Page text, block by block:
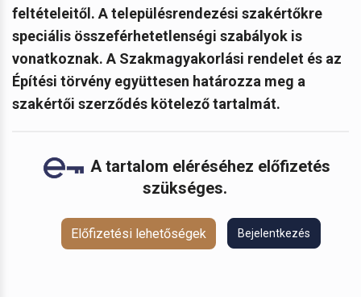
feltételeitől. A településrendezési szakértőkre
speciális összeférhetetlenségi szabályok is
vonatkoznak. A Szakmagyakorlási rendelet és az
Építési törvény együttesen határozza meg a
szakértői szerződés kötelező tartalmát.
A tartalom eléréséhez előfizetés
szükséges.
Előfizetési lehetőségek Bejelentkezés